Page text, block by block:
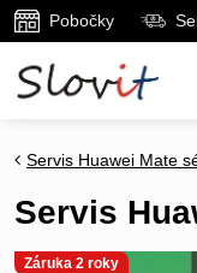
Pobočky
Záruka 2 roky
Servis Huawei Mate
Servis